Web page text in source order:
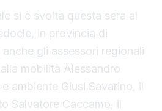
si è svolta questa sera al
in provincia di
gli assessori regionali
mobilità Alessandro
ambiente Giusi Savarino, il
Salvatore Caccamo, il